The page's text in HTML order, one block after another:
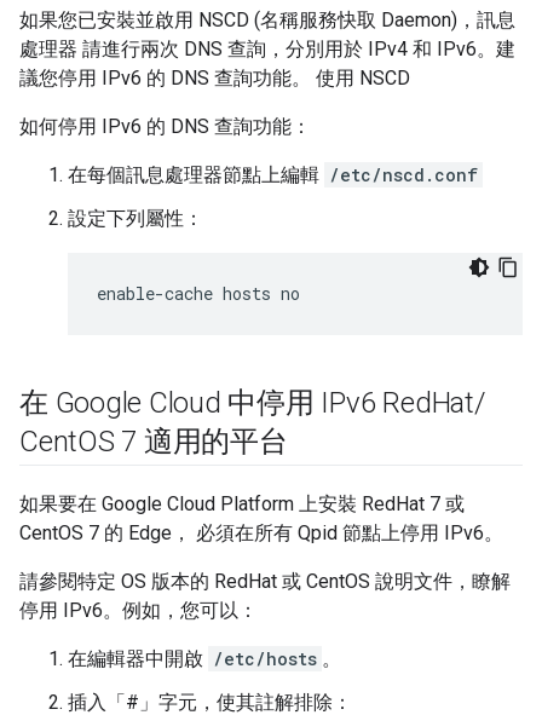
如果您已安裝並啟用 NSCD (名稱服務快取 Daemon)，訊息
處理器 請進行兩次 DNS 查詢，分別用於 IPv4 和 IPv6。建
議您停用 IPv6 的 DNS 查詢功能。 使用 NSCD
如何停用 IPv6 的 DNS 查詢功能：
在每個訊息處理器節點上編輯 /etc/nscd.conf
設定下列屬性：
enable-cache hosts no
在 Google Cloud 中停用 IPv6 RedHat/
CentOS 7 適用的平台
如果要在 Google Cloud Platform 上安裝 RedHat 7 或
CentOS 7 的 Edge， 必須在所有 Qpid 節點上停用 IPv6。
請參閱特定 OS 版本的 RedHat 或 CentOS 說明文件，瞭解
停用 IPv6。例如，您可以：
在編輯器中開啟 /etc/hosts 。
插入「#」字元，使其註解排除：